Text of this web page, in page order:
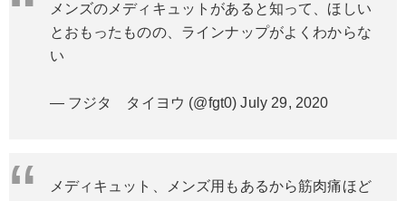
メンズのメディキュットがあると知って、ほしい
とおもったものの、ラインナップがよくわからな
い
— フジタ タイヨウ (@fgt0)July 29, 2020
メディキュット、メンズ用もあるから筋肉痛ほど